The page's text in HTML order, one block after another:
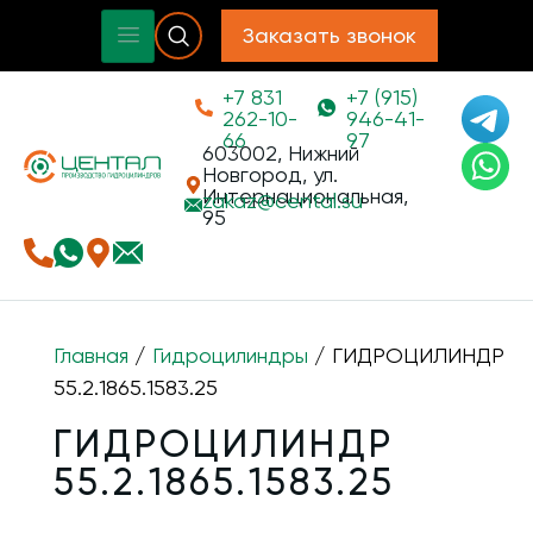
Заказать звонок
+7 831
262-10-
66
+7 (915)
946-41-
97
603002, Нижний
Новгород, ул.
Интернациональная,
95
zakaz@cental.su
Главная / Гидроцилиндры / ГИДРОЦИЛИНДР
55.2.1865.1583.25
ГИДРОЦИЛИНДР
55.2.1865.1583.25